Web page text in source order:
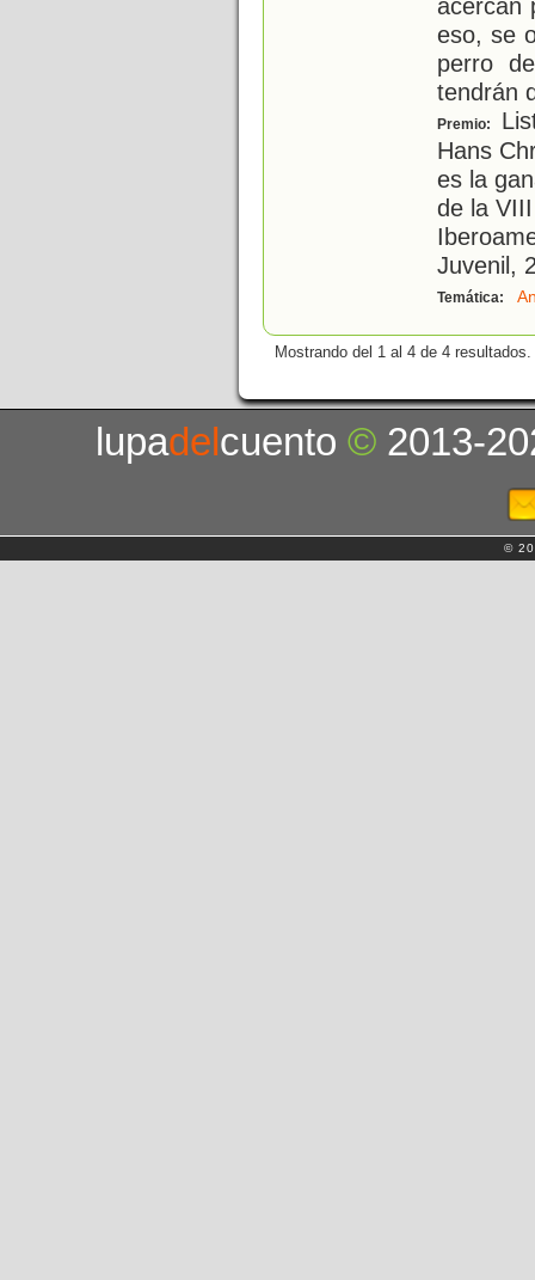
acercan
eso, se
perro
tendrán
Premio:
Hans
es la
de la
Juvenil,
Temática:
Mostrando del 1 al 4 de 4 resultados.
lupadelcuento© 2013-
©